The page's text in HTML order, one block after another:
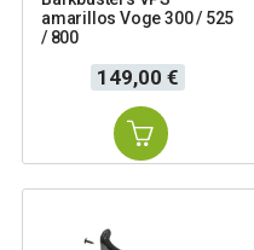
amarillos Voge 300 / 525
/ 800
Precio
149,00 €